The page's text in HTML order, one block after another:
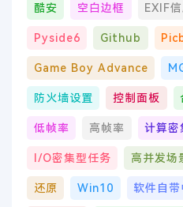
酷安 空白边框 EXIF
Pyside6 Github
Game Boy Advance
防火墙设置 控制面板
低帧率 高帧率 计算密
I/O密集型任务 高并发场
还原 Win10 软件自带